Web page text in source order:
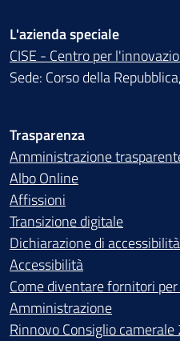
L'azienda speciale
CISE - Centro per
Sede: Corso della
Trasparenza
Amministrazione
Albo Online
Affissioni
Transizione digitale
Dichiarazione di accessibilità
Accessibilità
Come diventare fornitori
Amministrazione
Rinnovo Consiglio